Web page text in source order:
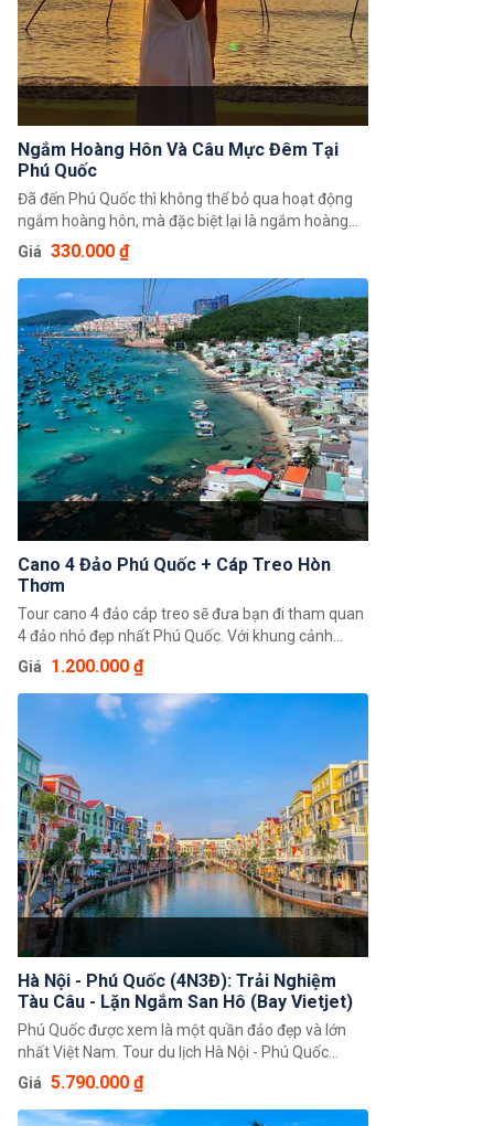
Ngắm Hoàng Hôn Và Câu Mực Đêm Tại
Phú Quốc
Đã đến Phú Quốc thì không thể bỏ qua hoạt động
ngắm hoàng hôn, mà đặc biệt lại là ngắm hoàng
hôn trên tàu đang ra khơi. Buổi tối quý khách sẽ
được trải nghiệm câu mực đêm, thấu hiểu được
cuộc sống lênh đênh trên biển khơi của ngư dân
Phú Quốc. Đối với những quý khách dễ say sóng,
tips nhỏ là nên ăn nhẹ để lót dạ bằng bánh mì,
bánh bao hoặc bánh ngọt,...và uống 1 viên thuốc
chống say sóng 30 phút trước khi lên tàu nhé, điều
này giúp quý khách dễ chịu hơn nhiều đấy. Mặc đồ
ấm là một trong những cách giảm tình trạng say
xe đáng kể nên hãy chuẩn bị áo khoác hoặc khăn
choàng cổ để giữ ấm cơ thể nha. Cuối cùng là lựa
chọn gửi gắm niềm tin vào một địa chỉ tổ chức tour
câu mực đêm uy tín để chuyến du lịch Phú Quốc
của mình được trọn vẹn nhất nhé.
Giá 330.000 ₫
Cano 4 Đảo Phú Quốc + Cáp Treo Hòn
Thơm
Tour cano 4 đảo cáp treo sẽ đưa bạn đi tham quan
4 đảo nhỏ đẹp nhất Phú Quốc. Với khung cảnh
thiên nhiên vô cùng hoang sơ, trong lành bạn sẽ
được cảm nhận thiên nhiên một cách độc đáo
nhất cùng những trải nghiệm thú vị. Hứa hẹn đây
sẽ một hành trình tuyệt vời của bạn với gia đình và
bạn bè.
Giá 1.200.000 ₫
Hà Nội - Phú Quốc (4N3Đ): Trải Nghiệm
Tàu Câu - Lặn Ngắm San Hô (Bay Vietjet)
Phú Quốc được xem là một quần đảo đẹp và lớn
nhất Việt Nam. Tour du lịch Hà Nội - Phú Quốc
(4N3Đ): Trải Nghiệm Tàu Câu - Lặn Ngắm San Hô
sẽ đưa du khách đắm mình vào vẻ đẹp của hòn
đảo ngọc cùng với những trải nghiệm khám phá về
Giá 5.790.000 ₫